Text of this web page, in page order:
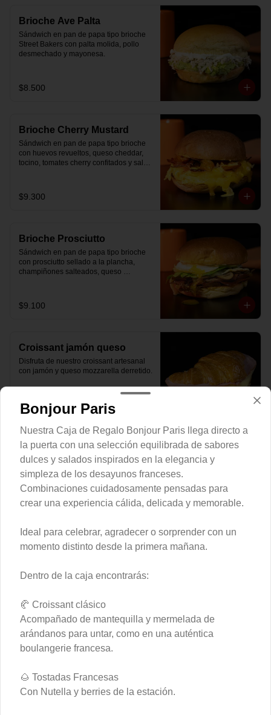
Brioche Ave Palta
Sándwich en pan de papa tipo brioche
Street Bakers con palta molida, pollo
desmechado y mayonesa.
$8.500
Brioche Cherry Mustard
Sándwich en pan de papa tipo brioche
con huevos revueltos, queso cheddar,
tocino, tomates cherry confitados y salsa
$9.300
Brioche Prosciutto
Sándwich en pan de papa tipo brioche
con prosciutto sellado a la plancha,
champiñones salteados, queso
$9.100
Croissant jamón queso
Disfruta de nuestro croissant artesanal
con jamón y queso mozzarella derretido.
$7.900
Hash Brown Brioche
Pan de papa estilo brioche, con hash
brown crujiente por fuera y suave por
dentro, huevos revueltos, cheddar
fundido, tocino ahumado y nuestra salsa
especial… un sándwich diseñado para
Egg
palta y un huevo a la plancha.
$6.700
Marraqueta Bacon Egg
Exquisita marraqueta artesanal con
huevos revueltos y tocino.
Bonjour Paris
Nuestra Caja de Regalo Bonjour Paris llega directo a
la puerta con una selección equilibrada de sabores
dulces y salados inspirados en la elegancia y
simpleza de los desayunos franceses.
Combinaciones cuidadosamente pensadas para
crear una experiencia cálida, delicada y memorable.
Ideal para celebrar, agradecer o sorprender con un
momento distinto desde la primera mañana.
Dentro de la caja encontrarás:
🥐 Croissant clásico
Acompañado de mantequilla y mermelada de
arándanos para untar, como en una auténtica
boulangerie francesa.
🌰 Tostadas Francesas
Con Nutella y berries de la estación.